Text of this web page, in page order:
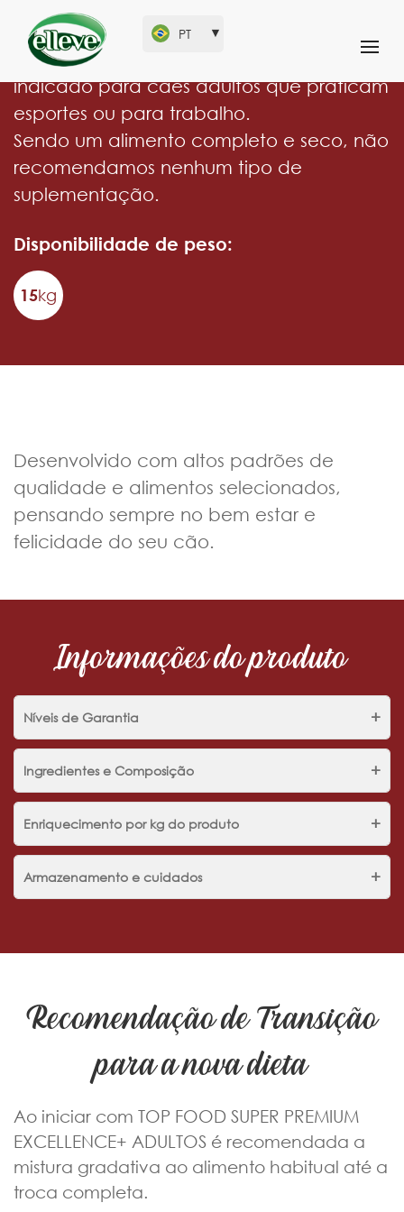
PT
Alimento completo de alta energia,
indicado para cães adultos que praticam
esportes ou para trabalho.
Sendo um alimento completo e seco, não
recomendamos nenhum tipo de
suplementação.
Disponibilidade de peso:
15kg
Desenvolvido com altos padrões de
qualidade e alimentos selecionados,
pensando sempre no bem estar e
felicidade do seu cão.
Informações do produto
Níveis de Garantia +
Ingredientes e Composição +
Enriquecimento por kg do produto +
Armazenamento e cuidados +
Recomendação de Transição
para a nova dieta
Ao iniciar com TOP FOOD SUPER PREMIUM
EXCELLENCE+ ADULTOS é recomendada a
mistura gradativa ao alimento habitual até a
troca completa.